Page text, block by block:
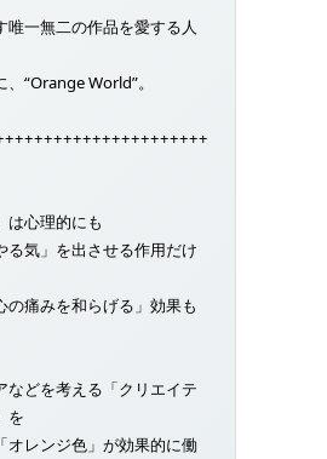
唯一無二の作品を愛する人
“Orange World”。
は心理的にも
る気」を出させる作用だけ
の痛みを和らげる」効果も
などを考える「クリエイテ
を
オレンジ色」が効果的に働